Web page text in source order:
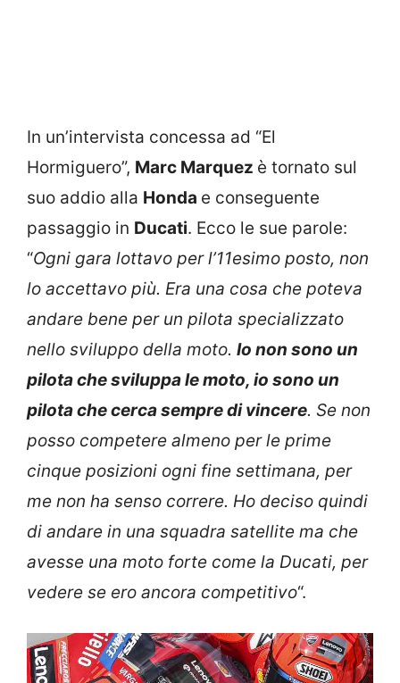
In un’intervista concessa ad “El
Hormiguero”, Marc Marquez è tornato sul
suo addio alla Honda e conseguente
passaggio in Ducati. Ecco le sue parole:
“Ogni gara lottavo per l’11esimo posto, non
lo accettavo più. Era una cosa che poteva
andare bene per un pilota specializzato
nello sviluppo della moto. Io non sono un
pilota che sviluppa le moto, io sono un
pilota che cerca sempre di vincere. Se non
posso competere almeno per le prime
cinque posizioni ogni fine settimana, per
me non ha senso correre. Ho deciso quindi
di andare in una squadra satellite ma che
avesse una moto forte come la Ducati, per
vedere se ero ancora competitivo“.